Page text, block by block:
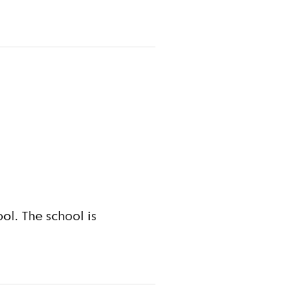
The school is